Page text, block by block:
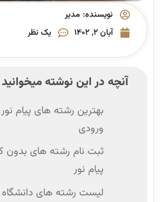
نویسنده: مدیر
آبان ۲, ۱۴۰۲
یک نظر
آنچه در این نوشته میخوانید
بهترین رشته های پیام
ورودی
ثبت نام رشته های بدون
پیام نور
لیست رشته های دانشگاه